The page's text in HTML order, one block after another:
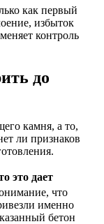
как первый
избыток
контроль
до
камня, а то,
ли признаков
это дает
что
именно
бетон